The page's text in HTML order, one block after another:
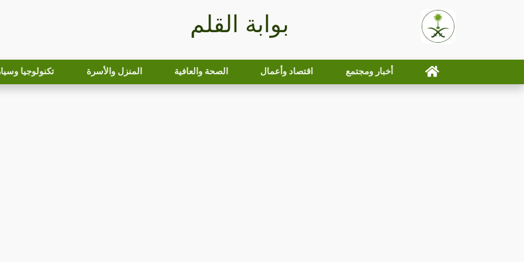
بوابة القلم
أخبار ومجتمع اقتصاد وأعمال الصحة والعافية المنزل والأسرة تكنولوجيا